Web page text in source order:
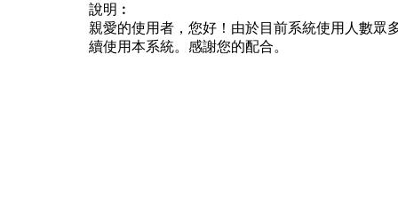
說明︰
親愛的使用者，您好！由於目前系統使用人數眾
續使用本系統。感謝您的配合。